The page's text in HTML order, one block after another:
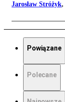
Jarosław Stróżyk,
Powiązane
Polecane